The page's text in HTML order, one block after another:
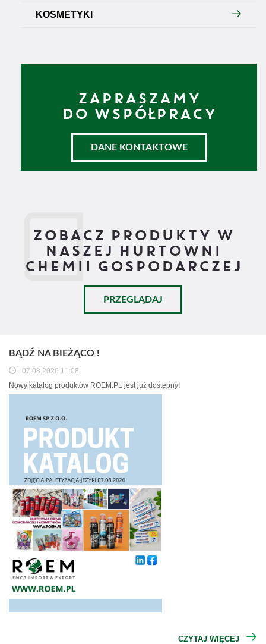
KOSMETYKI
ZAPRASZAMY
DO WSPÓŁPRACY
DANE KONTAKTOWE
ZOBACZ PRODUKTY W
NASZEJ HURTOWNI
CHEMII GOSPODARCZEJ
PRZEGLĄDAJ
BĄDŹ NA BIEŻĄCO !
07.08.2026 11:08
Nowy katalog produktów ROEM.PL jest już dostępny!
CZYTAJ WIĘCEJ